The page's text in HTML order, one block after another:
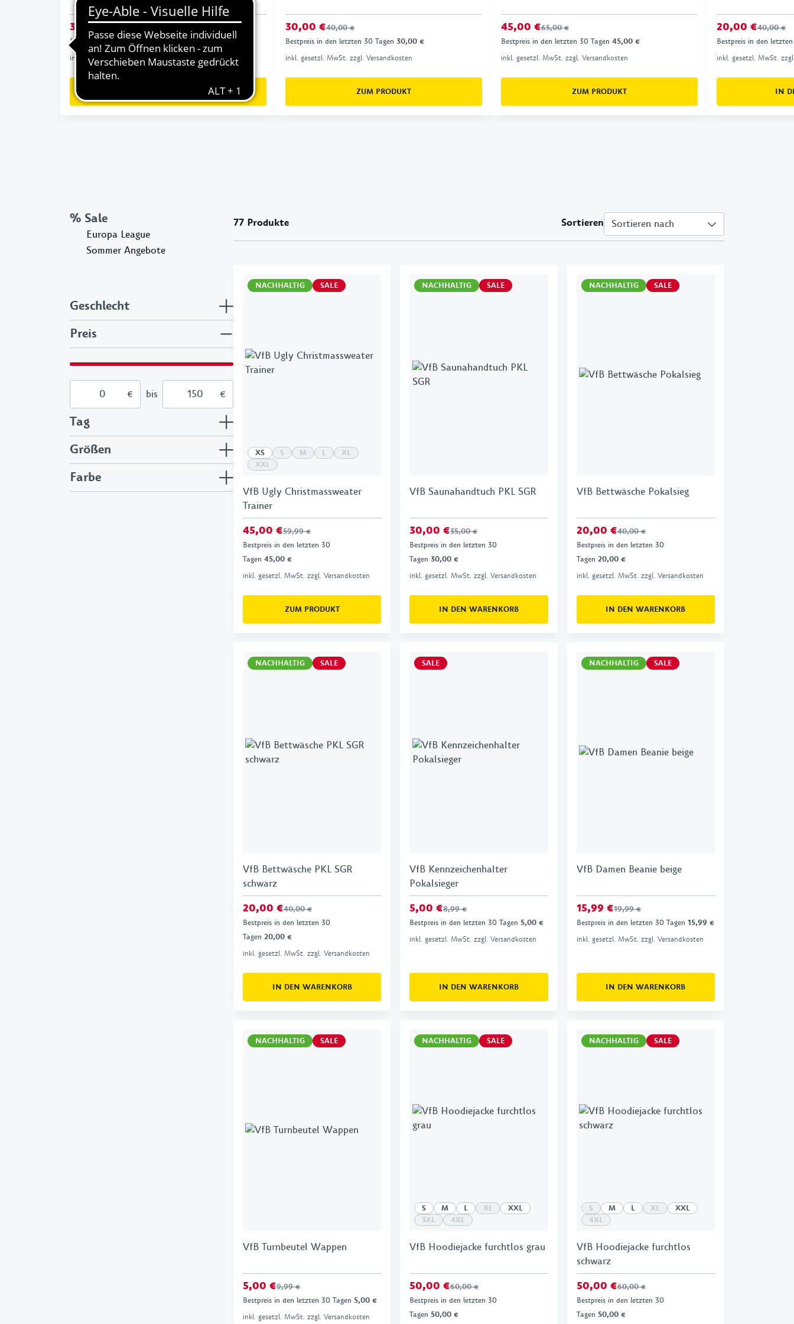
35,00 €
Bestpreis in den letzten 30 Tagen 35,00 €
inkl. gesetzl. MwSt. zzgl. Versandkosten
30,00 €40,00 €
Bestpreis in den letzten 30 Tagen 30,00 €
inkl. gesetzl. MwSt. zzgl. Versandkosten
ZUM PRODUKT
45,00 €65,00 €
Bestpreis in den letzten 30 Tagen 45,00 €
inkl. gesetzl. MwSt. zzgl. Versandkosten
ZUM PRODUKT
20,00 €40,00 €
Bestpreis in den
inkl. gesetzl. MwSt.
IN
% Sale
Europa League
Sommer Angebote
Geschlecht
Preis
€ bis €
Tag
Größen
Farbe
77 Produkte Sortieren
NACHHALTIG SALE
XS S M L
XL
XXL
VfB Ugly Christmassweater
Trainer
45,00 €59,99 €
Bestpreis in den letzten 30
Tagen 45,00 €
inkl. gesetzl. MwSt. zzgl. Versandkosten
ZUM PRODUKT
NACHHALTIG SALE
VfB Saunahandtuch PKL SGR
30,00 €35,00 €
Bestpreis in den letzten 30
Tagen 30,00 €
inkl. gesetzl. MwSt. zzgl. Versandkosten
IN DEN WARENKORB
NACHHALTIG SALE
VfB Bettwäsche Pokalsieg
20,00 €40,00 €
Bestpreis in den letzten 30
Tagen 20,00 €
inkl. gesetzl. MwSt. zzgl. Versandkosten
IN DEN WARENKORB
NACHHALTIG SALE
VfB Bettwäsche PKL SGR
schwarz
20,00 €40,00 €
Bestpreis in den letzten 30
Tagen 20,00 €
inkl. gesetzl. MwSt. zzgl. Versandkosten
IN DEN WARENKORB
SALE
VfB Kennzeichenhalter
Pokalsieger
5,00 €8,99 €
Bestpreis in den letzten 30 Tagen 5,00 €
inkl. gesetzl. MwSt. zzgl. Versandkosten
IN DEN WARENKORB
NACHHALTIG SALE
VfB Damen Beanie beige
15,99 €19,99 €
Bestpreis in den letzten 30 Tagen 15,99 €
inkl. gesetzl. MwSt. zzgl. Versandkosten
IN DEN WARENKORB
NACHHALTIG SALE
VfB Turnbeutel Wappen
5,00 €9,99 €
Bestpreis in den letzten 30 Tagen 5,00 €
inkl. gesetzl. MwSt. zzgl. Versandkosten
NACHHALTIG SALE
S M L XL
XXL
3XL
4XL
VfB Hoodiejacke furchtlos grau
50,00 €60,00 €
Bestpreis in den letzten 30
Tagen 50,00 €
NACHHALTIG SALE
S M L XL
XXL
4XL
VfB Hoodiejacke furchtlos
schwarz
50,00 €60,00 €
Bestpreis in den letzten 30
Tagen 50,00 €